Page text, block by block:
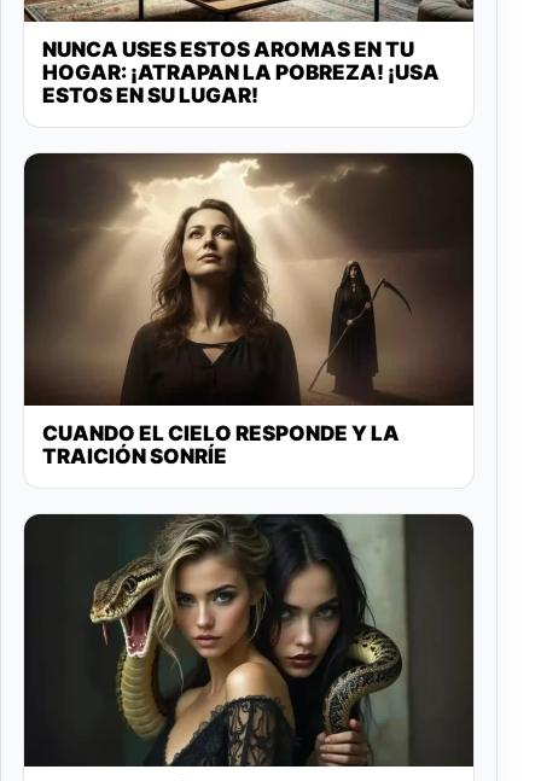
NUNCA USES ESTOS AROMAS EN TU
HOGAR: ¡ATRAPAN LA POBREZA! ¡USA
ESTOS EN SU LUGAR!
CUANDO EL CIELO RESPONDE Y LA
TRAICIÓN SONRÍE